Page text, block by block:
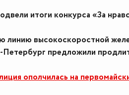
итоги конкурса «За
линию высокоскоростной
предложили
ополчилась на